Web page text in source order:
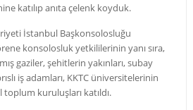
katılıp anıta çelenk koyduk.
İstanbul Başkonsolosluğu
konsolosluk yetkililerinin yanı sıra,
gaziler, şehitlerin yakınları, subay
iş adamları, KKTC üniversitelerinin
kuruluşları katıldı.